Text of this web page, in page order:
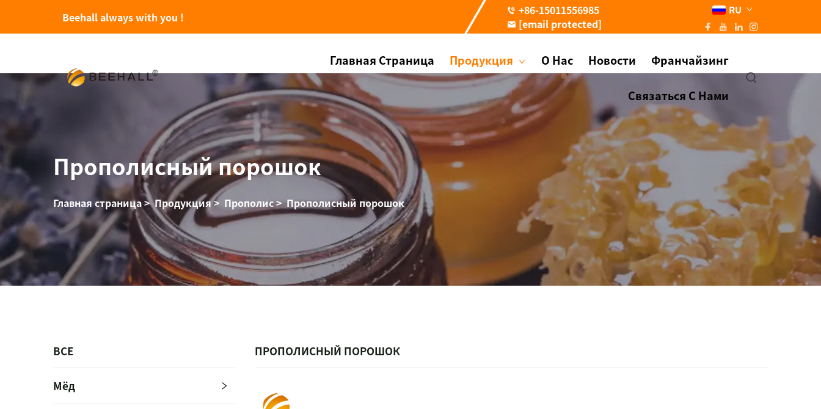
Beehall always with you !
+86-15011556985
[email protected]
RU
Главная Страница Продукция О Нас Новости Франчайзинг
Связаться С Нами
Прополисный порошок
Главная страница>Продукция> Прополис>Прополисный порошок
ВСЕ
Мёд
ПРОПОЛИСНЫЙ ПОРОШОК